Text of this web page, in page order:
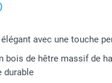
avec une touche
bois de hêtre massif de
durable